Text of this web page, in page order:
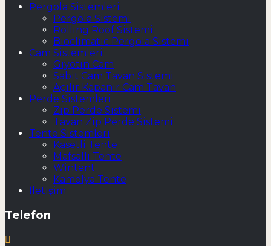
Pergola Sistemleri
Pergola Sistemi
Rolling Roof Sistemi
Bioclimatic Pergola Sistemi
Cam Sistemleri
Giyotin Cam
Sabit Cam Tavan Sistemi
Açılır Kapanır Cam Tavan
Perde Sistemleri
Zip Perde Sistemi
Tavan Zip Perde Sistemi
Tente Sistemleri
Kasetli Tente
Mafsallı Tente
Wintent
Kamelya Tente
İletişim
Telefon